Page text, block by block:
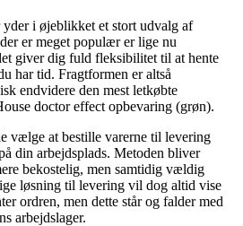
i øjeblikket et stort udvalg af
er meget populær er lige nu
giver dig fuld fleksibilitet til at hente
har tid. Fragtformen er altså
endvidere den mest letkøbte
doctor effect opbevaring (grøn).
vælge at bestille varerne til levering
din arbejdsplads. Metoden bliver
bekostelig, men samtidig vældig
løsning til levering vil dog altid vise
ordren, men dette står og falder med
arbejdslager.